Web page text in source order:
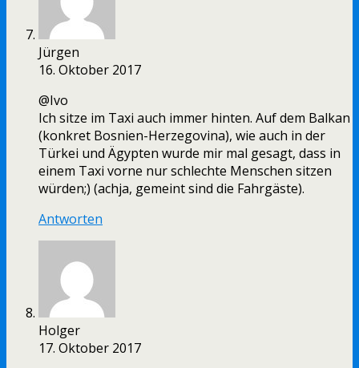
Jürgen
16. Oktober 2017
@Ivo
Ich sitze im Taxi auch immer hinten. Auf dem Balkan
(konkret Bosnien-Herzegovina), wie auch in der
Türkei und Ägypten wurde mir mal gesagt, dass in
einem Taxi vorne nur schlechte Menschen sitzen
würden;) (achja, gemeint sind die Fahrgäste).
Antworten
Holger
17. Oktober 2017